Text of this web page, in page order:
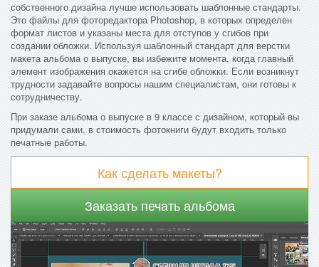
собственного дизайна лучше использовать шаблонные стандарты.
Это файлы для фоторедактора Photoshop, в которых определен
формат листов и указаны места для отступов у сгибов при
создании обложки. Используя шаблонный стандарт для верстки
макета альбома о выпуске, вы избежите момента, когда главный
элемент изображения окажется на сгибе обложки. Если возникнут
трудности задавайте вопросы нашим специалистам, они готовы к
сотрудничеству.
При заказе альбома о выпуске в 9 классе с дизайном, который вы
придумали сами, в стоимость фотокниги будут входить только
печатные работы.
Как сделать макеты?
Заказать печать альбома